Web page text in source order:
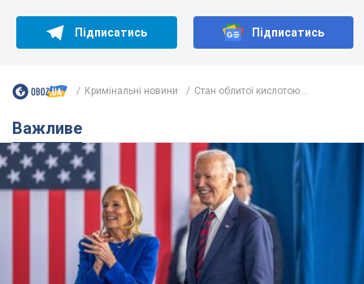
Підписатись Підписатись
Кримінальні новини Стан облитої кислотою...
Важливе